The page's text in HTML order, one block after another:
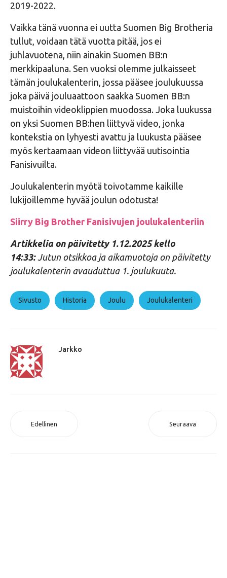
2019-2022.
Vaikka tänä vuonna ei uutta Suomen Big Brotheria
tullut, voidaan tätä vuotta pitää, jos ei
juhlavuotena, niin ainakin Suomen BB:n
merkkipaaluna. Sen vuoksi olemme julkaisseet
tämän joulukalenterin, jossa pääsee joulukuussa
joka päivä jouluaattoon saakka Suomen BB:n
muistoihin videoklippien muodossa. Joka luukussa
on yksi Suomen BB:hen liittyvä video, jonka
kontekstia on lyhyesti avattu ja luukusta pääsee
myös kertaamaan videon liittyvää uutisointia
Fanisivuilta.
Joulukalenterin myötä toivotamme kaikille
lukijoillemme hyvää joulun odotusta!
Siirry Big Brother Fanisivujen joulukalenteriin
Artikkelia on päivitetty 1.12.2025 kello
14:33:Jutun otsikkoa ja aikamuotoja on päivitetty
joulukalenterin avauduttua 1. joulukuuta.
Sivusto Historia Joulu Joulukalenteri
Jarkko
Edellinen Seuraava